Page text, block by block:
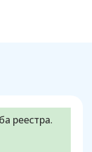
реестра.